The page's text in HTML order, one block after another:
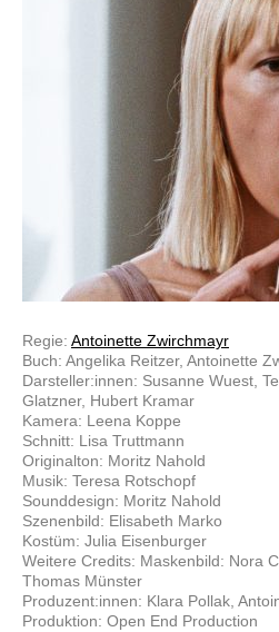
Regie: Antoinette Zwirchmayr
Buch: Angelika Reitzer, Antoinette
Darsteller:innen: Susanne Wuest,
Glatzner, Hubert Kramar
Kamera: Leena Koppe
Schnitt: Lisa Truttmann
Originalton: Moritz Nahold
Musik: Teresa Rotschopf
Sounddesign: Moritz Nahold
Szenenbild: Elisabeth Marko
Kostüm: Julia Eisenburger
Weitere Credits: Maskenbild: Nora
Thomas Münster
Produzent:innen: Klara Pollak,
Produktion: Open End Production